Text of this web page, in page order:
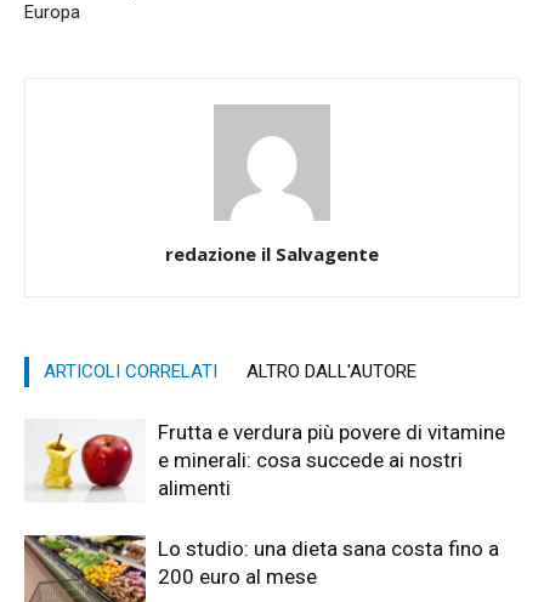
Europa
redazione il Salvagente
ARTICOLI CORRELATI ALTRO DALL'AUTORE
Frutta e verdura più povere di vitamine
e minerali: cosa succede ai nostri
alimenti
Lo studio: una dieta sana costa fino a
200 euro al mese